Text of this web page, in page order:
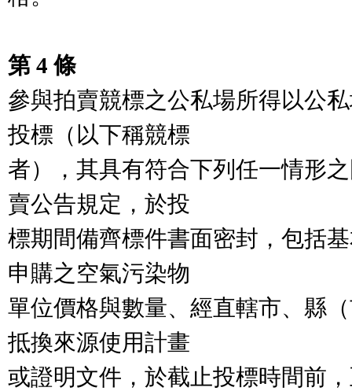
第 4 條
參與拍賣競標之公私場所得以公
投標（以下稱競標
者），其具有符合下列任一情形
賣公告規定，於投
標期間備齊標件書面密封，包括
申購之空氣污染物
單位價格與數量、經直轄市、縣
抵換來源使用計畫
或證明文件，於截止投標時間前